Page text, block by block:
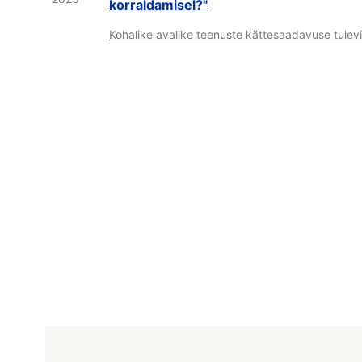
korraldamisel?"
Kohalike avalike teenuste kättesaadavuse